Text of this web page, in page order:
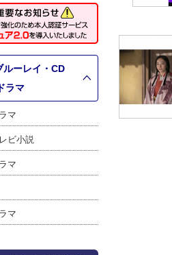
ルーレイ・CD
ラマ
マ
ビ小説
マ
マ